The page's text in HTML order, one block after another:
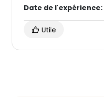
Date de l'expérience:
Utile